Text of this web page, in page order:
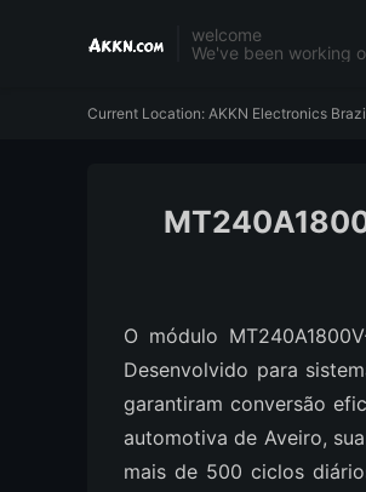
welcome
We've been working
Current Location: AKKN Electronics
O módulo
Desenvolvido para
garantiram conversão
automotiva de Aveiro,
mais de 500 ciclos